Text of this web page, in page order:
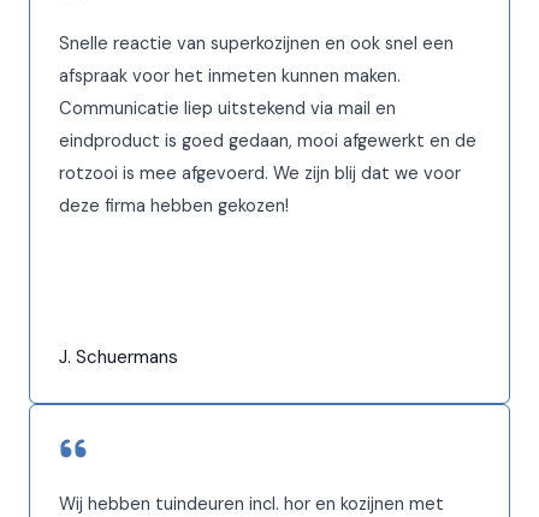
Snelle reactie van superkozijnen en ook snel een
afspraak voor het inmeten kunnen maken.
Communicatie liep uitstekend via mail en
eindproduct is goed gedaan, mooi afgewerkt en de
rotzooi is mee afgevoerd. We zijn blij dat we voor
deze firma hebben gekozen!
J. Schuermans
Wij hebben tuindeuren incl. hor en kozijnen met